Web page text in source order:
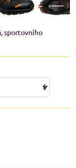
sportovního